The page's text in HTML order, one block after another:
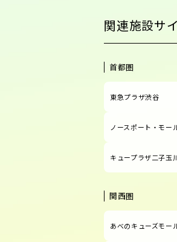
関連施設サ
首都圏
東急プラザ渋谷
ノースポート・モー
キュープラザ二子玉
関西圏
あべのキューズモー